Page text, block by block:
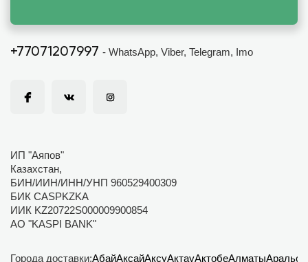
+77071207997 - WhatsApp, Viber, Telegram, Imo
ИП "Аяпов"
Казахстан,
БИН/ИИН/ИНН/УНП 960529400309
БИК CASPKZKA
ИИК KZ20722S000009900854
АО "KASPI BANK"
Города доставки:АбайАксайАксуАктауАктобеАлматыАральск